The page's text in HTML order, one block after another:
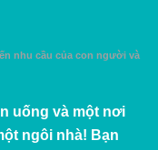
nhu cầu của con người và
uống và một nơi
ngôi nhà! Bạn